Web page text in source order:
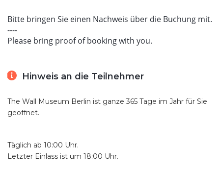
Bitte bringen Sie einen Nachweis über die Buchung mit.
----
Please bring proof of booking with you.
Hinweis an die Teilnehmer
The Wall Museum Berlin ist ganze 365 Tage im Jahr für Sie
geöffnet.
Täglich ab 10:00 Uhr.
Letzter Einlass ist um 18:00 Uhr.